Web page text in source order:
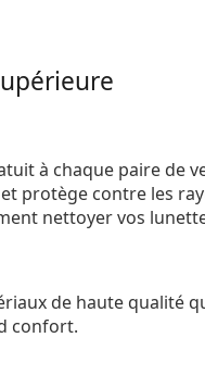
à chaque paire de
protège contre les
nettoyer vos
de haute qualité
confort.